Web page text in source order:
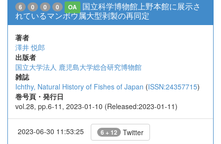
6 0 0 0 OA
国立科学博物館上野本館に展示さ
れているマンボウ属大型剥製の再同定
著者
澤井 悦郎
出版者
国立大学法人 鹿児島大学総合研究博物館
雑誌
Ichthy, Natural History of Fishes of Japan (ISSN:24357715)
巻号頁・発行日
vol.28, pp.6-11, 2023-01-10 (Released:2023-01-11)
2023-06-30 11:53:25 6 + 12 Twitter